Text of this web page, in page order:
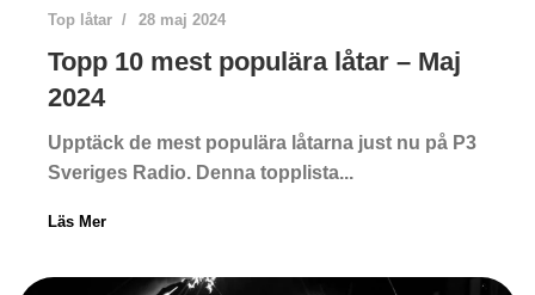
Top låtar 28 maj 2024
Topp 10 mest populära låtar – Maj
2024
Upptäck de mest populära låtarna just nu på P3
Sveriges Radio. Denna topplista...
Läs Mer